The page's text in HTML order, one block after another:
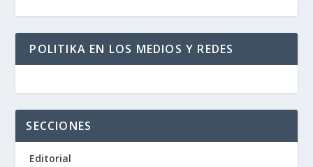
POLITIKA EN LOS MEDIOS Y REDES
SECCIONES
Editorial